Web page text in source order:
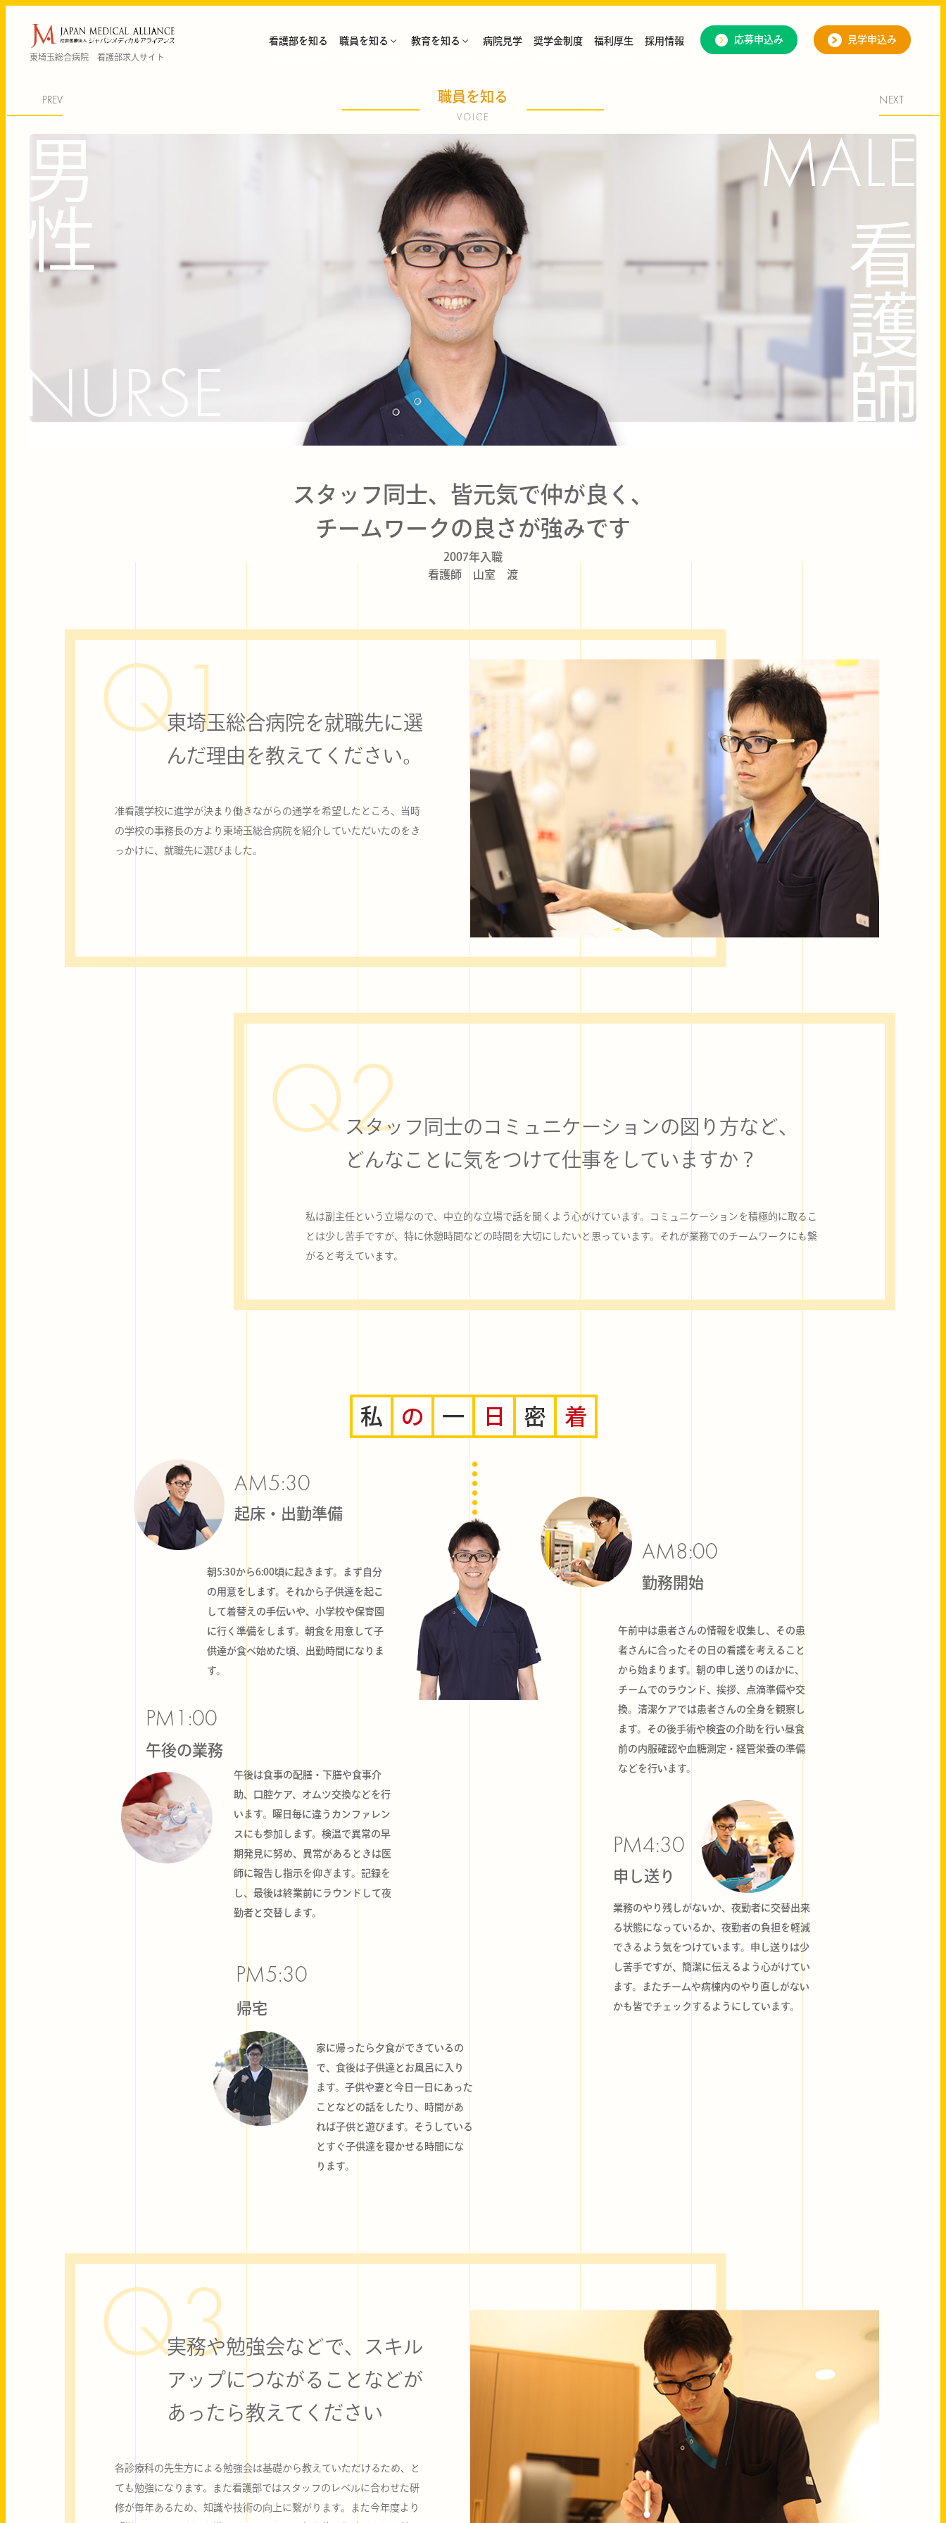
東埼玉総合病院 看護部求人サイト
看護部を知る 職員を知る 教育を知る 病院見学 奨学金制度 福利厚生 採用情報 応募申込み 見学申込み
職員を知る
VOICE
男
性
NURSE
MALE
看
護
師
PREV NEXT
スタッフ同士、皆元気で仲が良く、
チームワークの良さが強みです
2007年入職
看護師 山室 渡
Q1東埼玉総合病院を就職先に選
んだ理由を教えてください。
准看護学校に進学が決まり働きながらの通学を希望したところ、当時
の学校の事務長の方より東埼玉総合病院を紹介していただいたのをき
っかけに、就職先に選びました。
Q2スタッフ同士のコミュニケーションの図り方など、
どんなことに気をつけて仕事をしていますか？
私は副主任という立場なので、中立的な立場で話を聞くよう心がけています。コミュニケーションを積極的に取るこ
とは少し苦手ですが、特に休憩時間などの時間を大切にしたいと思っています。それが業務でのチームワークにも繋
がると考えています。
AM5:30
起床・出勤準備
朝5:30から6:00頃に起きます。まず自分
の用意をします。それから子供達を起こ
して着替えの手伝いや、小学校や保育園
に行く準備をします。朝食を用意して子
供達が食べ始めた頃、出勤時間になりま
す。
AM8:00
勤務開始
午前中は患者さんの情報を収集し、その患
者さんに合ったその日の看護を考えること
から始まります。朝の申し送りのほかに、
チームでのラウンド、挨拶、点滴準備や交
換。清潔ケアでは患者さんの全身を観察し
ます。その後手術や検査の介助を行い昼食
前の内服確認や血糖測定・経管栄養の準備
などを行います。
PM1:00
午後の業務
午後は食事の配膳・下膳や食事介
助、口腔ケア、オムツ交換などを行
います。曜日毎に違うカンファレン
スにも参加します。検温で異常の早
期発見に努め、異常があるときは医
師に報告し指示を仰ぎます。記録を
し、最後は終業前にラウンドして夜
勤者と交替します。
PM4:30
申し送り
業務のやり残しがないか、夜勤者に交替出来
る状態になっているか、夜勤者の負担を軽減
できるよう気をつけています。申し送りは少
し苦手ですが、簡潔に伝えるよう心がけてい
ます。またチームや病棟内のやり直しがない
かも皆でチェックするようにしています。
PM5:30
帰宅
家に帰ったら夕食ができているの
で、食後は子供達とお風呂に入り
ます。子供や妻と今日一日にあった
ことなどの話をしたり、時間があ
れば子供と遊びます。そうしている
とすぐ子供達を寝かせる時間にな
ります。
Q3実務や勉強会などで、スキル
アップにつながることなどが
あったら教えてください
各診療科の先生方による勉強会は基礎から教えていただけるため、と
ても勉強になります。また看護部ではスタッフのレベルに合わせた研
修が毎年あるため、知識や技術の向上に繋がります。また今年度より